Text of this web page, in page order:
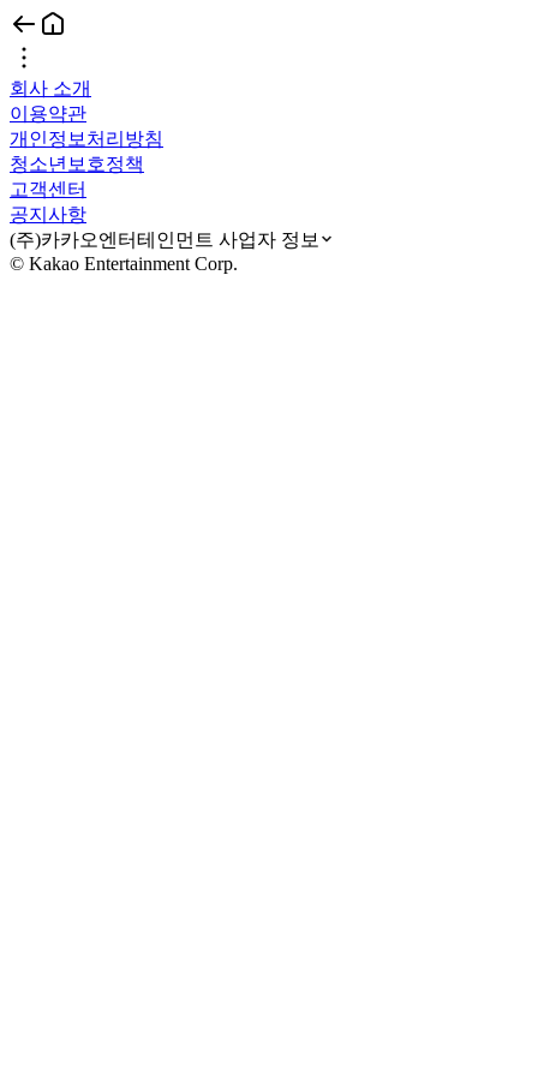
회사 소개
이용약관
개인정보처리방침
청소년보호정책
고객센터
공지사항
(주)카카오엔터테인먼트 사업자 정보
© Kakao Entertainment Corp.